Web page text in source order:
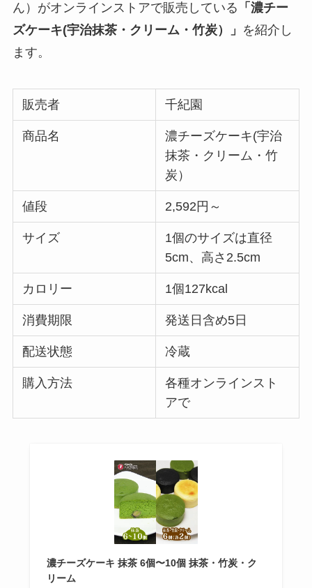
ん）がオンラインストアで販売している 「濃チー
ズケーキ(宇治抹茶・クリーム・竹炭）」 を紹介し
ます。
販売者 千紀園
商品名
濃チーズケーキ(宇治
抹茶・クリーム・竹
炭）
値段 2,592円～
サイズ
1個のサイズは直径
5cm、高さ2.5cm
カロリー 1個127kcal
消費期限 発送日含め5日
配送状態 冷蔵
購入方法
各種オンラインスト
アで
濃チーズケーキ 抹茶 6個〜10個 抹茶・竹炭・ク
リーム